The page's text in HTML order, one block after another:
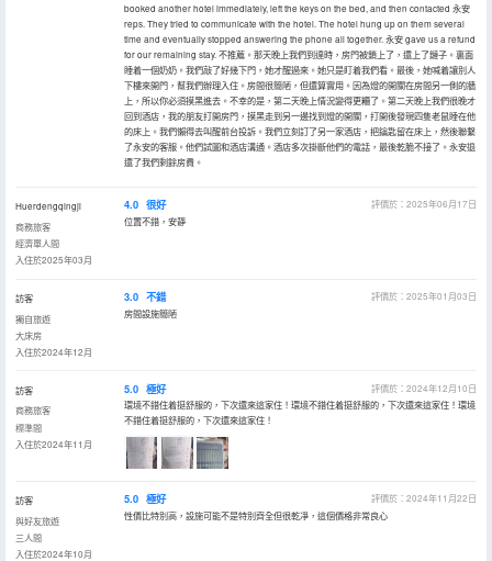
booked another hotel immediately, left the keys on the bed, and then contacted 永安
reps. They tried to communicate with the hotel. The hotel hung up on them several
time and eventually stopped answering the phone all together. 永安 gave us a refund
for our remaining stay. 不推薦。那天晚上我們到達時，房門被鎖上了，還上了鏈子。裏面
睡着一個奶奶。我們敲了好幾下門，她才醒過來。她只是盯着我們看。最後，她喊着讓別人
下樓來開門，幫我們辦理入住。房間很簡陋，但還算實用。因為燈的開關在房間另一側的牆
上，所以你必須摸黑進去。不幸的是，第二天晚上情況變得更糟了。第二天晚上我們很晚才
回到酒店，我的朋友打開房門，摸黑走到另一邊找到燈的開關，打開後發現四隻老鼠睡在他
的床上。我們懶得去叫醒前台投訴。我們立刻訂了另一家酒店，把鑰匙留在床上，然後聯繫
了永安的客服。他們試圖和酒店溝通。酒店多次掛斷他們的電話，最後乾脆不接了。永安退
還了我們剩餘房費。
Huerdengqingji
商務旅客
經濟單人間
入住於2025年03月
4.0 很好
評價於：2025年06月17日
位置不錯，安靜
訪客
獨自旅遊
大床房
入住於2024年12月
3.0 不錯
評價於：2025年01月03日
房間設施簡陋
訪客
商務旅客
標準間
入住於2024年11月
5.0 極好
評價於：2024年12月10日
環境不錯住着挺舒服的，下次還來這家住！環境不錯住着挺舒服的，下次還來這家住！環境
不錯住着挺舒服的，下次還來這家住！
訪客
與好友旅遊
三人間
入住於2024年10月
5.0 極好
評價於：2024年11月22日
性價比特別高，設施可能不是特別齊全但很乾凈，這個價格非常良心